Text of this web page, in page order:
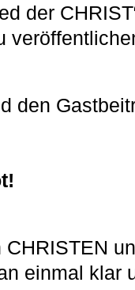
der
den
einmal klar